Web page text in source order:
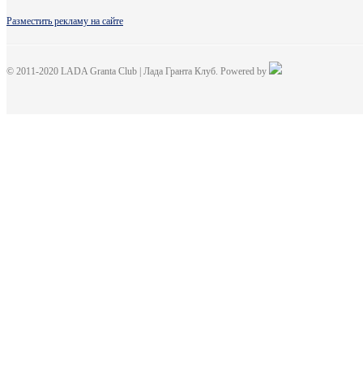
Разместить рекламу на сайте
© 2011-2020 LADA Granta Club | Лада Гранта Клуб. Powered by